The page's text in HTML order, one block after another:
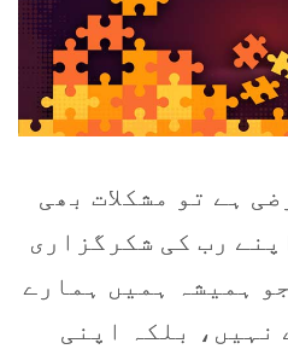
ہے تو مشکلات بھی
رب کی شکرگزاری
ہمیشہ ہمیں ہمارے
نہیں، بلکہ اپنی